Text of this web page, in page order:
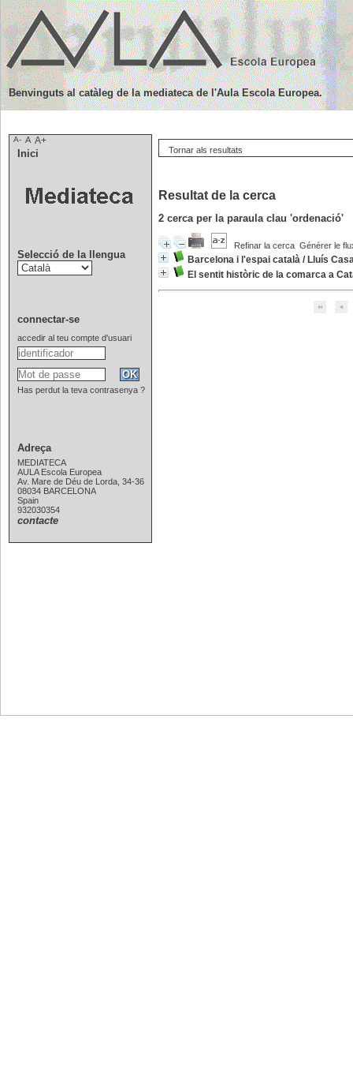
Tornar als resultats
Resultat de la cerca
2 cerca per la paraula clau 'ordenació'
Refinar la cerca Générer le
Barcelona i l'espai català / Lluís
El sentit històric de la comarca a
Benvinguts al catàleg de la mediateca de l'Aula Escola Europea.
A- A A+
Inici
Selecció de la llengua
connectar-se
accedir al teu compte d'usuari
Has perdut la teva contrasenya ?
Adreça
MEDIATECA
AULA Escola Europea
Av. Mare de Déu de Lorda, 34-36
08034 BARCELONA
Spain
932030354
contacte